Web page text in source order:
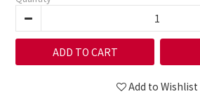
ADD TO CART
Add to Wishlist